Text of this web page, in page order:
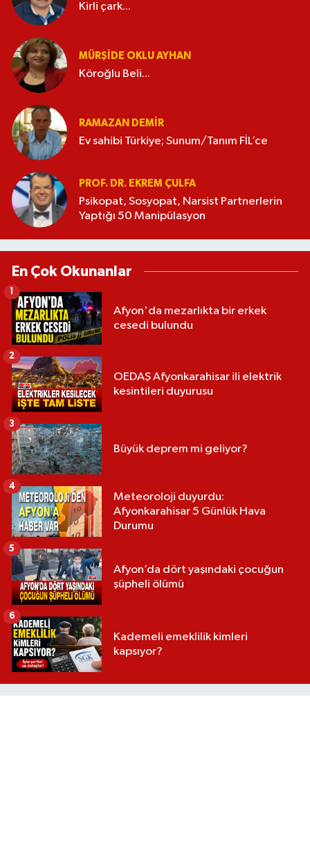
Kirli çark...
MÜRŞIDE OKLU AYHAN
Köroğlu Beli...
RAMAZAN DEMİR
Ev sahibi Türkiye; Sunum/Tanım FİL’ce
PROF. DR. EKREM ÇULFA
Psikopat, Sosyopat, Narsist Partnerlerin
Yaptığı 50 Manipülasyon
En Çok Okunanlar
Afyon'da mezarlıkta bir erkek
cesedi bulundu
1
OEDAŞ Afyonkarahisar ili elektrik
kesintileri duyurusu
2
Büyük deprem mi geliyor?
3
Meteoroloji duyurdu:
Afyonkarahisar 5 Günlük Hava
Durumu
4
Afyon’da dört yaşındaki çocuğun
şüpheli ölümü
5
Kademeli emeklilik kimleri
kapsıyor?
6